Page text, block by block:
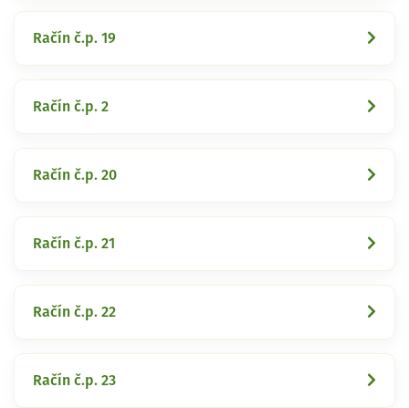
Račín č.p. 19
Račín č.p. 2
Račín č.p. 20
Račín č.p. 21
Račín č.p. 22
Račín č.p. 23